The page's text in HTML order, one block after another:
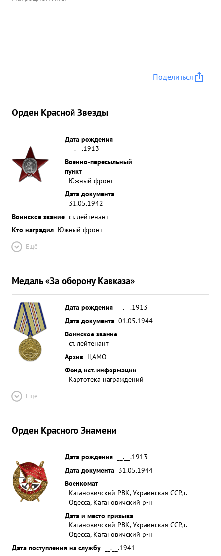
Поделиться
Орден Красной Звезды
Дата рождения
__.__.1913
Военно-пересыльный
пункт
Южный фронт
Дата документа
31.05.1942
Воинское звание ст. лейтенант
Кто наградил Южный фронт
Ещё
Медаль «За оборону Кавказа»
Дата рождения
__.__.1913
Дата документа 01.05.1944
Воинское звание
ст. лейтенант
Архив ЦАМО
Фонд ист. информации
Картотека награждений
Ещё
Орден Красного Знамени
Дата рождения
__.__.1913
Дата документа 31.05.1944
Военкомат
Кагановичский РВК, Украинская ССР, г.
Одесса, Кагановичский р-н
Дата и место призыва
Кагановичский РВК, Украинская ССР, г.
Одесса, Кагановичский р-н
Дата поступления на службу
__.__.1941